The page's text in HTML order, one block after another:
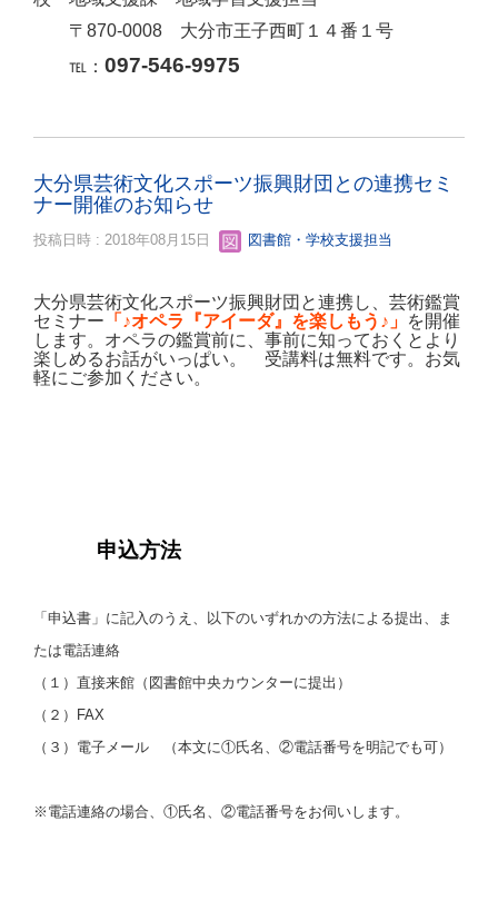
〒870-0008 大分市王子西町１４番１号
℡： 097-546-9975
大分県芸術文化スポーツ振興財団との連携セミ
ナー開催のお知らせ
投稿日時 : 2018年08月15日 図書館・学校支援担当
大分県芸術文化スポーツ振興財団と連携し、芸術鑑賞
セミナー 「♪オペラ『アイーダ』を楽しもう♪」 を開催
します。オペラの鑑賞前に、事前に知っておくとより
楽しめるお話がいっぱい。 受講料は無料です。お気
軽にご参加ください。
申込方法
「 申込書」に記入のうえ、以下のいずれかの方法による提出、ま
たは電話連絡
（１）直接来館（図書館中央カウンターに提出）
（２）FAX
（３）電子メール （本文に①氏名、②電話番号を明記でも可）
※電話連絡の場合、①氏名、②電話番号をお伺いします。